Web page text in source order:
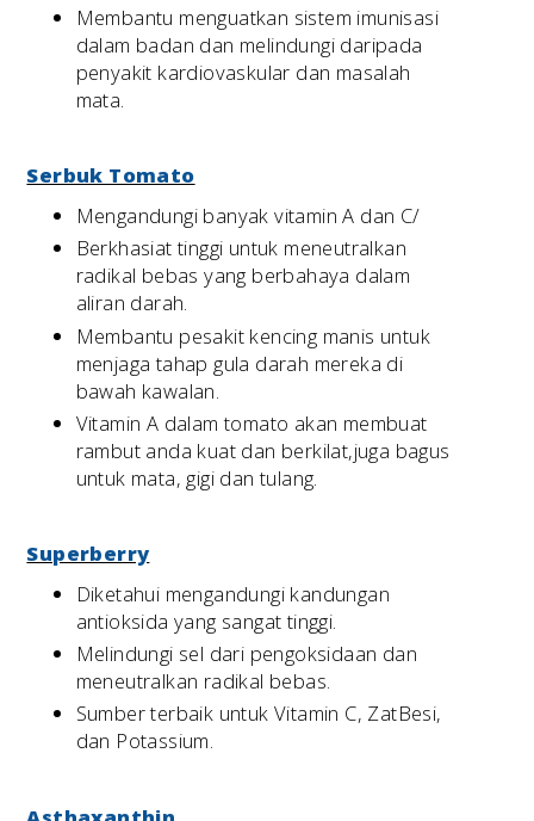
Membantu menguatkan sistem imunisasi
dalam badan dan melindungi daripada
penyakit kardiovaskular dan masalah
mata.
Serbuk Tomato
Mengandungi banyak vitamin A dan C/
Berkhasiat tinggi untuk meneutralkan
radikal bebas yang berbahaya dalam
aliran darah.
Membantu pesakit kencing manis untuk
menjaga tahap gula darah mereka di
bawah kawalan.
Vitamin A dalam tomato akan membuat
rambut anda kuat dan berkilat,juga bagus
untuk mata, gigi dan tulang.
Superberry
Diketahui mengandungi kandungan
antioksida yang sangat tinggi.
Melindungi sel dari pengoksidaan dan
meneutralkan radikal bebas.
Sumber terbaik untuk Vitamin C, ZatBesi,
dan Potassium.